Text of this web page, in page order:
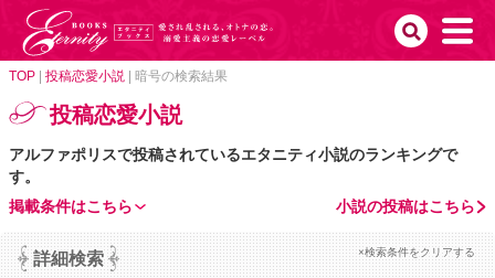
TOP 投稿恋愛小説 暗号の検索結果
投稿恋愛小説
アルファポリスで投稿されているエタニティ小説のランキングで
す。
小説の投稿はこちら
掲載条件はこちら
詳細検索 ×検索条件をクリアする